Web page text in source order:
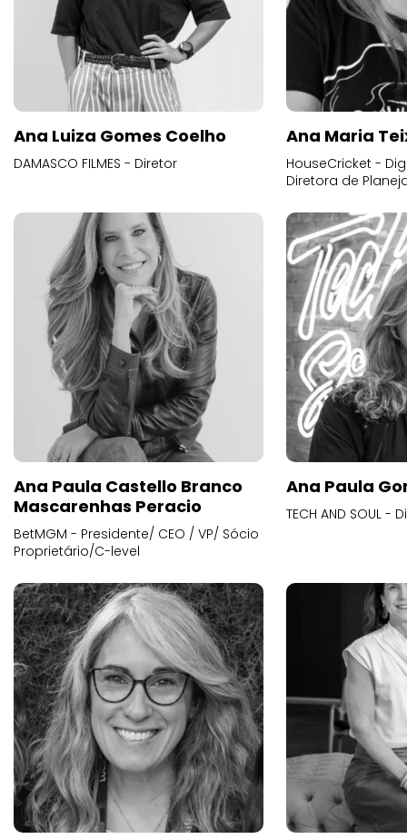
Ana Luiza Gomes Coelho
DAMASCO FILMES - Diretor
Ana Maria
HouseCricket -
Diretora de
Ana Paula Castello Branco
Mascarenhas Peracio
BetMGM - Presidente/ CEO / VP/ Sócio
Proprietário/C-level
Ana Paula
TECH AND SOUL